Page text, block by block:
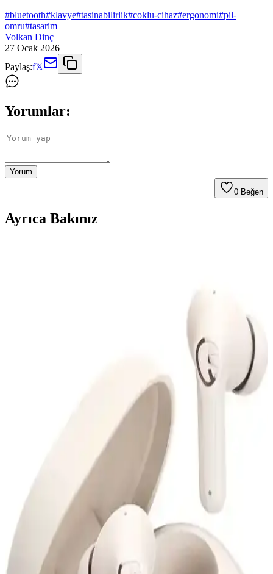
#bluetooth#klavye#tasinabilirlik#coklu-cihaz#ergonomi#pil-
omru#tasarim
Volkan Dinç
27 Ocak 2026
Paylaş:f𝕏
Yorumlar:
Yorum
0 Beğen
Ayrıca Bakınız
JBL 770 NC, aktif gürültü engelleme, uzun pil ömrü ve yüksek ses
kalitesi ile kablosuz kullanımda öne çıkan modern kulaklık
MOBAX Lila Bluetoothlu Işıklı Oyuncu Kulaklığı
Çocuklar ve Gençler İçin Şık ve Fonksiyonel
MOBAX Lila, renkli tasarımı, yüksek ses kalitesi ve kablosuz
kullanım özelliğiyle çocuklar ve gençler için ideal, ergonomik ve şık
Renault Megan Clio ve Genel Markalar Bluetooth
Araç Teyp Karşılaştırması
Renault Megan Clio ve genel markaların Bluetooth araç teypleri
karşılaştırılıyor. Ses kalitesi, kurulum kolaylığı ve kullanıcı
yorumlarıyla en uygun seçeneği belirleyin.
Resolut Bluetooth Hoparlör: Yüksek Ses Kalitesi ve
Renkli Işık Efektleriyle Partilere Renk Katın
Resolut Bluetooth Hoparlör, yüksek ses kalitesi ve renkli ışık
efektleriyle öne çıkan, taşınabilir ve şık tasarımlı bir müzik cihazıdır.
Kablosuz bağlantı, mikrofon ve radyo özellikleriyle eğlenceyi